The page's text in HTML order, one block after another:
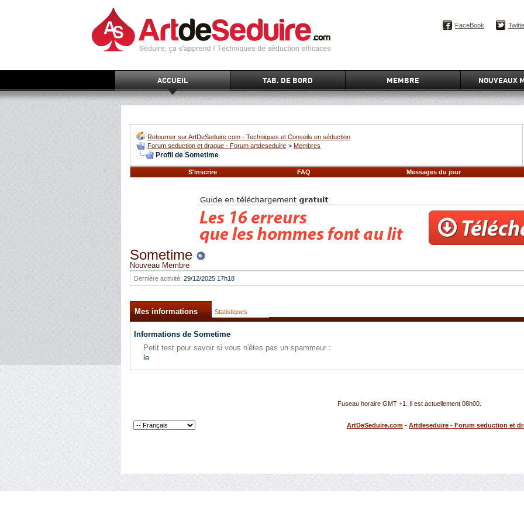
ACCUEIL TAB. DE BORD MEMBRE NOUVEAUX
FaceBook
Retourner sur ArtDeSeduire.com - Techniques et Conseils en séduction
Forum seduction et drague - Forum artdeseduire > Membres
Profil de Sometime
S'inscrire FAQ Messages du jour
Sometime
Nouveau Membre
Dernière activité: 29/12/2025 17h18
Mes informations Statistiques
Informations de Sometime
Petit test pour savoir si vous n'êtes pas un spammeur :
le
Fuseau horaire GMT +1. Il est actuellement 08h00.
ArtDeSeduire.com - Artdeseduire - Forum seduction et